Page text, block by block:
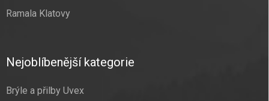
Ramala Klatovy
Nejoblíbenější kategorie
Brýle a přilby Uvex